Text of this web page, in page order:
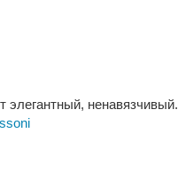
ненавязчивый.